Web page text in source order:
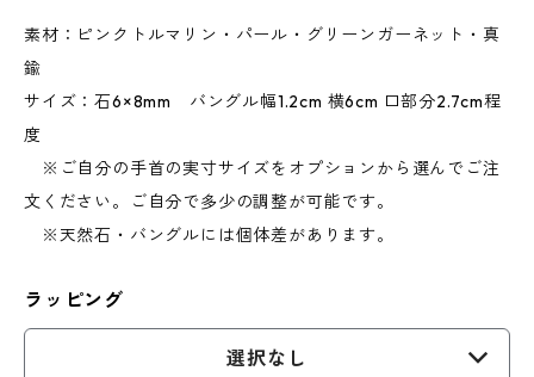
素材：ピンクトルマリン・パール・グリーンガーネット・真
鍮
サイズ：石6×8mm バングル幅1.2cm 横6cm 口部分2.7cm程
度
※ご自分の手首の実寸サイズをオプションから選んでご注
文ください。ご自分で多少の調整が可能です。
※天然石・バングルには個体差があります。
ラッピング
選択なし